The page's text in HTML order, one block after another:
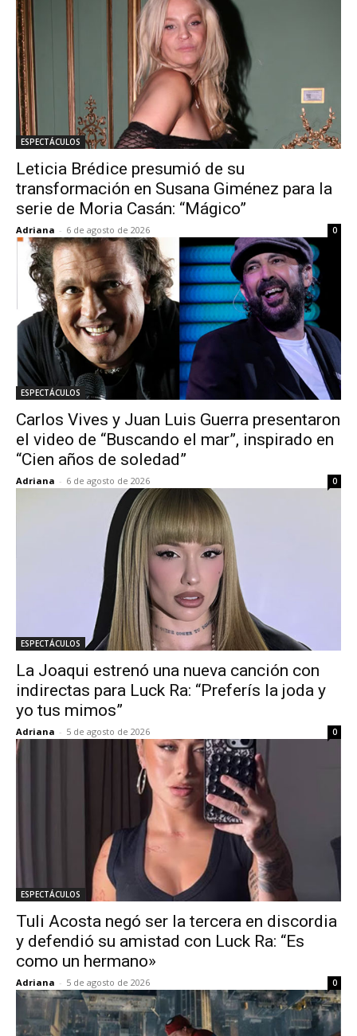
ESPECTÁCULOS
Leticia Brédice presumió de su
transformación en Susana Giménez para la
serie de Moria Casán: “Mágico”
Adriana - 6 de agosto de 2026 0
ESPECTÁCULOS
Carlos Vives y Juan Luis Guerra presentaron
el video de “Buscando el mar”, inspirado en
“Cien años de soledad”
Adriana - 6 de agosto de 2026 0
ESPECTÁCULOS
La Joaqui estrenó una nueva canción con
indirectas para Luck Ra: “Preferís la joda y
yo tus mimos”
Adriana - 5 de agosto de 2026 0
ESPECTÁCULOS
Tuli Acosta negó ser la tercera en discordia
y defendió su amistad con Luck Ra: “Es
como un hermano»
Adriana - 5 de agosto de 2026 0